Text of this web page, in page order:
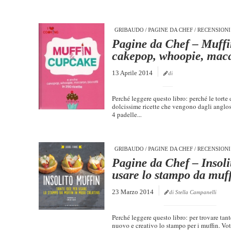
GRIBAUDO / PAGINE DA CHEF / RECENSIONI
Pagine da Chef –
cakepop, whoopie,
13 Aprile 2014 di
Perché leggere questo libro: perché le
dolcissime ricette che vengono dagli
4 padelle...
GRIBAUDO / PAGINE DA CHEF / RECENSIONI
Pagine da Chef –
usare lo stampo da
23 Marzo 2014 di Stella Campanelli
Perché leggere questo libro: per trovare
nuovo e creativo lo stampo per i muffin.